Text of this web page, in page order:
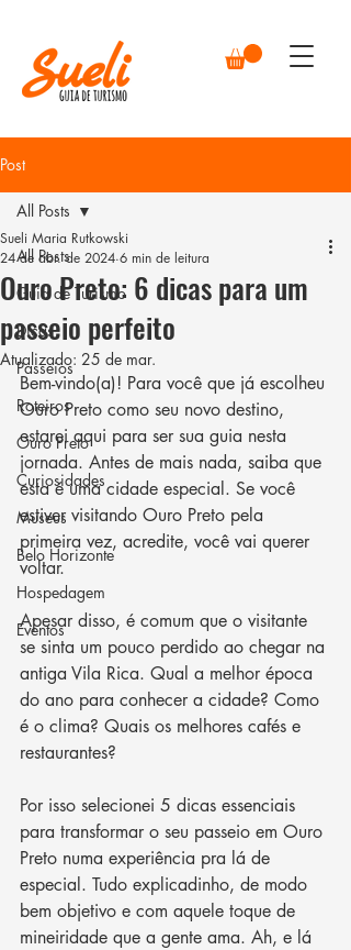
Post
All Posts
Guia de Turismo
Dicas
Passeios
Roteiros
Ouro Preto
Curiosidades
Museus
Belo Horizonte
Hospedagem
Eventos
All Posts
Ouro Preto: 6 dicas para um
passeio perfeito
Sueli Maria Rutkowski
24 de abr. de 2024 6 min de leitura
Atualizado: 25 de mar.
Bem-vindo(a)! Para você que já escolheu
Ouro Preto como seu novo destino,
estarei aqui para ser sua guia nesta
jornada. Antes de mais nada, saiba que
esta é uma cidade especial. Se você
estiver visitando Ouro Preto pela
primeira vez, acredite, você vai querer
voltar.
Apesar disso, é comum que o visitante
se sinta um pouco perdido ao chegar na
antiga Vila Rica. Qual a melhor época
do ano para conhecer a cidade? Como
é o clima? Quais os melhores cafés e
restaurantes?
Por isso selecionei 5 dicas essenciais
para transformar o seu passeio em Ouro
Preto numa experiência pra lá de
especial. Tudo explicadinho, de modo
bem objetivo e com aquele toque de
mineiridade que a gente ama. Ah, e lá